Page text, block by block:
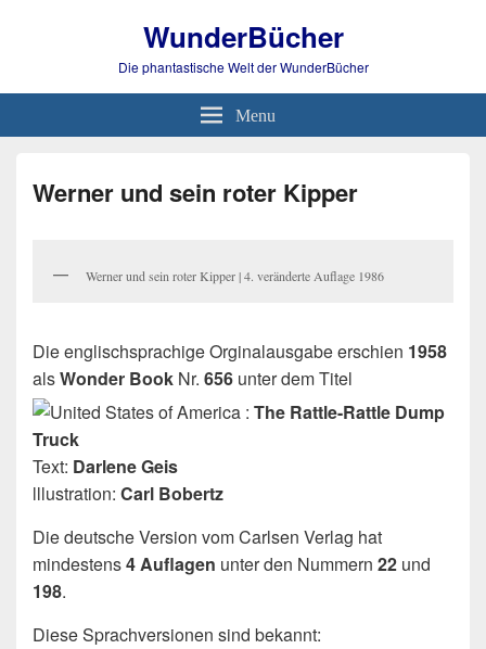
WunderBücher
Die phantastische Welt der WunderBücher
Menu
Werner und sein roter Kipper
Werner und sein roter Kipper | 4. veränderte Auflage 1986
Die englischsprachige Orginalausgabe erschien 1958
alsWonder Book Nr. 656 unter dem Titel
: The Rattle-Rattle Dump
Truck
Text: Darlene Geis
lllustration: Carl Bobertz
Die deutsche Version vom Carlsen Verlag hat
mindestens4 Auflagen unter den Nummern 22 und
198.
Diese Sprachversionen sind bekannt: